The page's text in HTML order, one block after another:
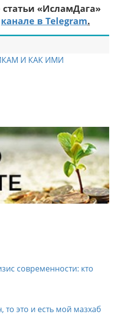
«ИсламДага»
канале в Telegram.
И КАК ИМИ
современности: кто
то это и есть мой мазхаб